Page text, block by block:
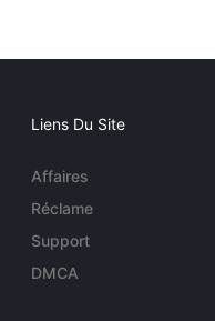
Liens Du Site
Affaires
Réclame
Support
DMCA